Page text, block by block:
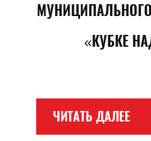
«КУБКЕ
ЧИТАТЬ ДАЛЕЕ